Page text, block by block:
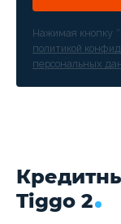
Нажимая кнопку
политикой
персональных
Tiggo 2